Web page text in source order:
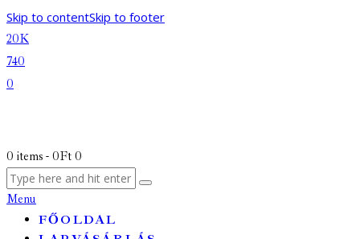
Skip to contentSkip to footer
20K
740
0
0 items - 0Ft 0
Menu
FŐOLDAL